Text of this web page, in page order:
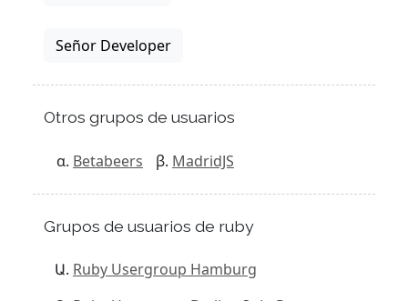
Señor Developer
Otros grupos de usuarios
Betabeers MadridJS
Grupos de usuarios de ruby
Ruby Usergroup Hamburg